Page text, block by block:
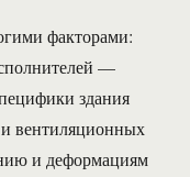
факторами:
—
здания
вентиляционных
и деформациям